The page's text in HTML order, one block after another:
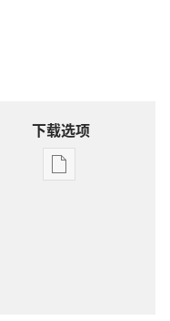
下载选项
电